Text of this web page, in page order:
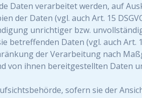
Daten verarbeitet werden, auf
der Daten (vgl. auch Art. 15
unrichtiger bzw.
betreffenden Daten (vgl. auch
der Verarbeitung nach
von ihnen bereitgestellten Daten
sofern sie der